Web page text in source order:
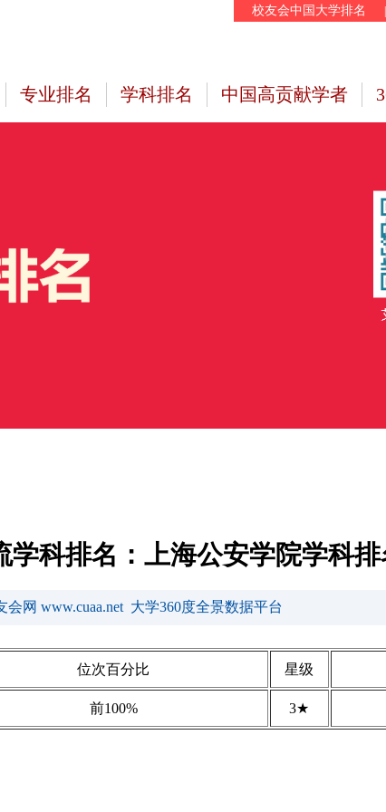
校友会中国大学排名
专业排名 学科排名 中国高贡献学者
学科排名：上海公安学院学科排
网 www.cuaa.net 大学360度全景数据平台
位次百分比 星级
前100% 3★